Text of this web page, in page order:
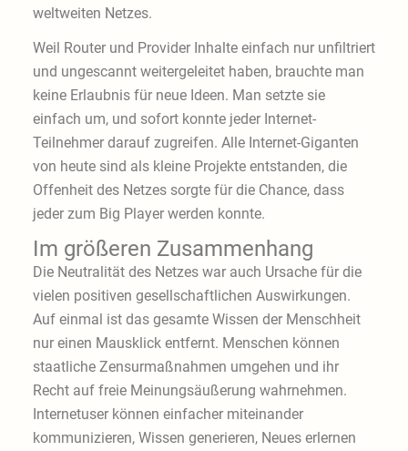
weltweiten Netzes.
Weil Router und Provider Inhalte einfach nur unfiltriert
und ungescannt weitergeleitet haben, brauchte man
keine Erlaubnis für neue Ideen. Man setzte sie
einfach um, und sofort konnte jeder Internet-
Teilnehmer darauf zugreifen. Alle Internet-Giganten
von heute sind als kleine Projekte entstanden, die
Offenheit des Netzes sorgte für die Chance, dass
jeder zum Big Player werden konnte.
Im größeren Zusammenhang
Die Neutralität des Netzes war auch Ursache für die
vielen positiven gesellschaftlichen Auswirkungen.
Auf einmal ist das gesamte Wissen der Menschheit
nur einen Mausklick entfernt. Menschen können
staatliche Zensurmaßnahmen umgehen und ihr
Recht auf freie Meinungsäußerung wahrnehmen.
Internetuser können einfacher miteinander
kommunizieren, Wissen generieren, Neues erlernen